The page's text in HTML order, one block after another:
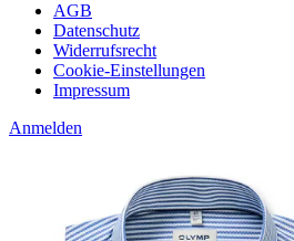
AGB
Datenschutz
Widerrufsrecht
Cookie-Einstellungen
Impressum
Anmelden